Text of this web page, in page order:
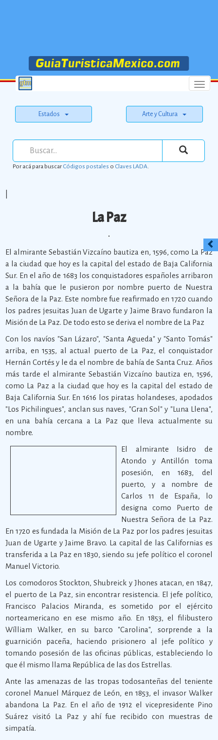
Menu
Estados Arte y Cultura
Por acá para buscarCódigos postales o Claves LADA.
La Paz
El almirante Sebastián Vizcaíno bautiza en, 1596, como La Paz
a la ciudad que hoy es la capital del estado de Baja California
Sur. En el año de 1683 los conquistadores españoles arribaron
a la bahía que le pusieron por nombre puerto de Nuestra
Señora de la Paz. Este nombre fue reafirmado en 1720 cuando
los padres jesuitas Juan de Ugarte y Jaime Bravo fundaron la
Misión de La Paz. De todo esto se deriva el nombre de La Paz
Con los navíos "San Lázaro", "Santa Agueda" y "Santo Tomás"
arriba, en 1535, al actual puerto de La Paz, el conquistador
Hernán Cortés y le da el nombre de bahía de Santa Cruz. Años
más tarde el almirante Sebastián Vizcaíno bautiza en, 1596,
como La Paz a la ciudad que hoy es la capital del estado de
Baja California Sur. En 1616 los piratas holandeses, apodados
"Los Pichilingues", anclan sus naves, "Gran Sol" y "Luna Llena",
en una bahía cercana a La Paz que lleva actualmente su
nombre.
El almirante Isidro de
Atondo y Antillón toma
posesión, en 1683, del
puerto, y a nombre de
Carlos 11 de España, lo
designa como Puerto de
Nuestra Señora de La Paz.
En 1720 es fundada la Misión de La Paz por los padres jesuitas
Juan de Ugarte y Jaime Bravo. La capital de las Californias es
transferida a La Paz en 1830, siendo su jefe político el coronel
Manuel Victorio.
Los comodoros Stockton, Shubreick y Jhones atacan, en 1847,
el puerto de La Paz, sin encontrar resistencia. El jefe político,
Francisco Palacios Miranda, es sometido por el ejército
norteamericano en ese mismo año. En 1853, el filibustero
Wílliam Walker, en su barco "Carolina", sorprende a la
guarnición paceña, haciendo prisionero al jefe político y
tomando posesión de las oficinas públicas, estableciendo lo
que él mismo llama República de las dos Estrellas.
Ante las amenazas de las tropas todosanteñas del teniente
coronel Manuel Márquez de León, en 1853, el invasor Walker
abandona La Paz. En el año de 1912 el vicepresidente Pino
Suárez visitó La Paz y ahí fue recibido con muestras de
simpatía.